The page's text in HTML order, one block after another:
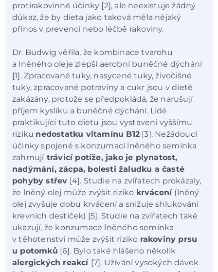
protirakovinné účinky [2], ale neexistuje žádný
důkaz, že by dieta jako taková měla nějaký
přínos v prevenci nebo léčbě rakoviny.
Dr. Budwig věřila, že kombinace tvarohu
a lněného oleje zlepší aerobní buněčné dýchání
[1]. Zpracované tuky, nasycené tuky, živočišné
tuky, zpracované potraviny a cukr jsou v dietě
zakázány, protože se předpokládá, že narušují
příjem kyslíku a buněčné dýchání. Lidé
praktikující tuto dietu jsou vystaveni vyššímu
riziku nedostatku vitamínu B12 [3]. Nežádoucí
účinky spojené s konzumací lněného semínka
zahrnujítrávicí potíže, jako je plynatost,
nadýmání, zácpa, bolesti žaludku a časté
pohyby střev [4]. Studie na zvířatech prokázaly,
že lněný olej může zvýšit riziko krvácení (lněný
olej zvyšuje dobu krvácení a snižuje shlukování
krevních destiček) [5]. Studie na zvířatech také
ukazují, že konzumace lněného semínka
v těhotenství může zvýšit riziko rakoviny prsu
u potomků [6]. Bylo také hlášeno několik
alergických reakcí [7]. Užívání vysokých dávek